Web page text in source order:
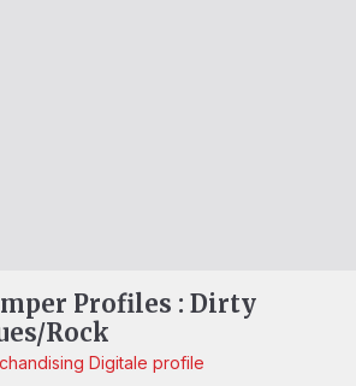
war: 10,90 €
7,90 €.Profiles : Dirty
Rock
Digitale profile